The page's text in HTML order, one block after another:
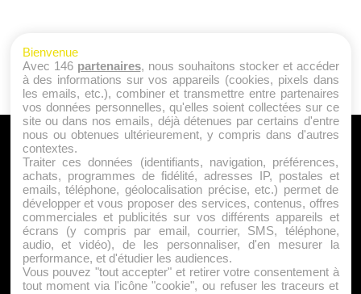
A PROPOS
Qui sommes nous ?
Mentions Légales
Publicité
Politique de Cookies
Contact
Bienvenue
Avec 146 partenaires, nous souhaitons stocker et accéder
à des informations sur vos appareils (cookies, pixels dans
les emails, etc.), combiner et transmettre entre partenaires
vos données personnelles, qu'elles soient collectées sur ce
site ou dans nos emails, déjà détenues par certains d'entre
nous ou obtenues ultérieurement, y compris dans d'autres
contextes.
Traiter ces données (identifiants, navigation, préférences,
achats, programmes de fidélité, adresses IP, postales et
emails, téléphone, géolocalisation précise, etc.) permet de
développer et vous proposer des services, contenus, offres
commerciales et publicités sur vos différents appareils et
écrans (y compris par email, courrier, SMS, téléphone,
audio, et vidéo), de les personnaliser, d'en mesurer la
performance, et d'étudier les audiences.
Vous pouvez "tout accepter" et retirer votre consentement à
tout moment via l'icône "cookie", ou refuser les traceurs et